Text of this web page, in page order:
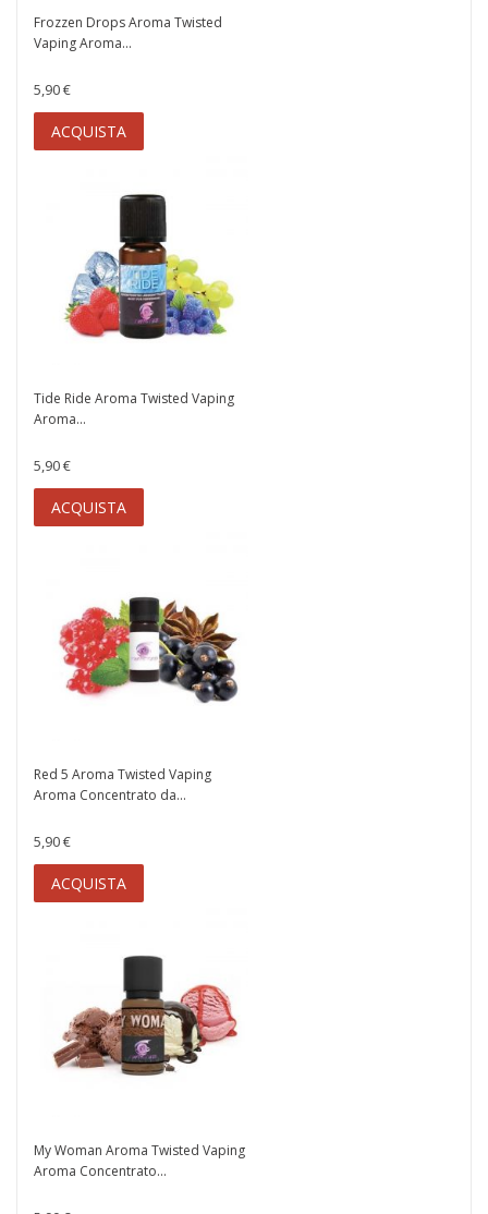
Frozzen Drops Aroma Twisted
Vaping Aroma...
5,90 €
ACQUISTA
Tide Ride Aroma Twisted Vaping
Aroma...
5,90 €
ACQUISTA
Red 5 Aroma Twisted Vaping
Aroma Concentrato da...
5,90 €
ACQUISTA
My Woman Aroma Twisted Vaping
Aroma Concentrato...